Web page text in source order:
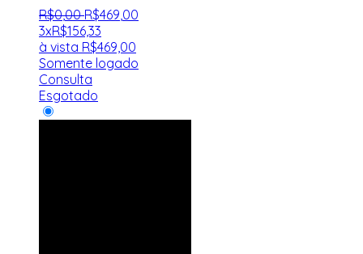
R$0,00 R$469,00
3xR$156,33
à vista R$469,00
Somente logado
Consulta
Esgotado